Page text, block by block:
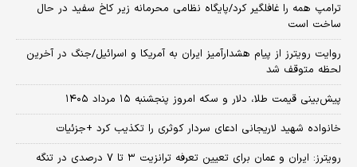
ترامپ همه را غافلگیر کرد/پایگاه نظامی محرمانه زیر کاخ سفید در حال
ساخت است
روایت رویترز از پیام هشدارآمیز ایران به آمریکا و اسرائیل/جنگ در آخرین
لحظه متوقف شد
پیش‌بینی قیمت طلا، دلار و سکه امروز پنجشنبه ۱۵ مرداد ۱۴۰۵
خانواده شهید لاریجانی ادعای سردار کوثری را تکذیب کرد +جزئیات
رویترز: ایران و عمان برای تعیین تعرفه ترانزیت ۳ تا ۷ درصدی در تنگه